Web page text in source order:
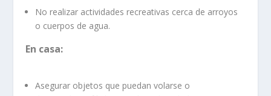
No realizar actividades recreativas cerca de arroyos
o cuerpos de agua.
En casa:
Asegurar objetos que puedan volarse o